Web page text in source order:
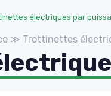
électriques par
≫ Trottinettes